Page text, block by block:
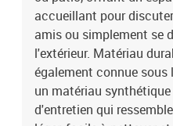
de la couverture : tissu (100 %
du coussin de siège :
de dossier : fibre de
x 3 cm (l x P x é)Dimensions du
cm (L x l x é)La livraison
d'angle3 x canapé de centre1 x
de dossier5 x coussin de siège
accueillant pour
amis ou simplement se
l'extérieur. Matériau
également connue sous
un matériau
d'entretien qui